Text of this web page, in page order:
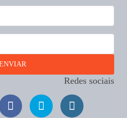
Redes sociais